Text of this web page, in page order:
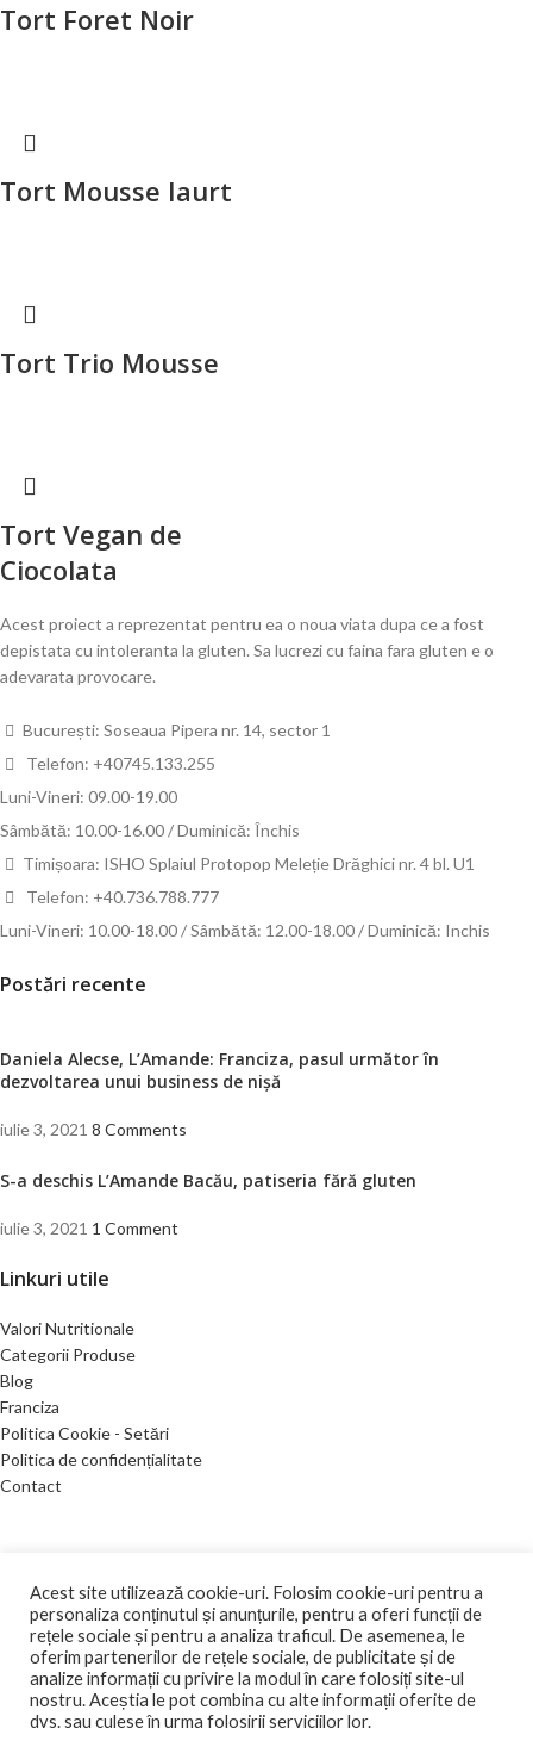
Tort Foret Noir
Tort Mousse Iaurt
Tort Trio Mousse
Tort Vegan de
Ciocolata
Acest proiect a reprezentat pentru ea o noua viata dupa ce a fost
depistata cu intoleranta la gluten. Sa lucrezi cu faina fara gluten e o
adevarata provocare.
București: Soseaua Pipera nr. 14, sector 1
Telefon: +40745.133.255
Luni-Vineri: 09.00-19.00
Sâmbătă: 10.00-16.00 / Duminică: Închis
Timișoara: ISHO Splaiul Protopop Meleție Drăghici nr. 4 bl. U1
Telefon: +40.736.788.777
Luni-Vineri: 10.00-18.00 / Sâmbătă: 12.00-18.00 / Duminică: Inchis
Postări recente
Daniela Alecse, L’Amande: Franciza, pasul următor în
dezvoltarea unui business de nișă
iulie 3, 2021 8 Comments
S-a deschis L’Amande Bacău, patiseria fără gluten
iulie 3, 2021 1 Comment
Linkuri utile
Valori Nutritionale
Categorii Produse
Blog
Franciza
Politica Cookie - Setări
Politica de confidențialitate
Contact
CIF: RO15704713
2021 Toate drepturile rezervate.ANPC |SOL
Ingeniously developed and sustained byEdy Creative.ro
Magazin
Acest site utilizează cookie-uri. Folosim cookie-uri pentru a
personaliza conținutul și anunțurile, pentru a oferi funcții de
rețele sociale și pentru a analiza traficul. De asemenea, le
oferim partenerilor de rețele sociale, de publicitate și de
analize informații cu privire la modul în care folosiți site-ul
nostru. Aceștia le pot combina cu alte informații oferite de
dvs. sau culese în urma folosirii serviciilor lor.